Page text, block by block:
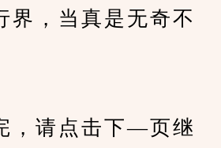
当真是无奇不
请点击下—页继